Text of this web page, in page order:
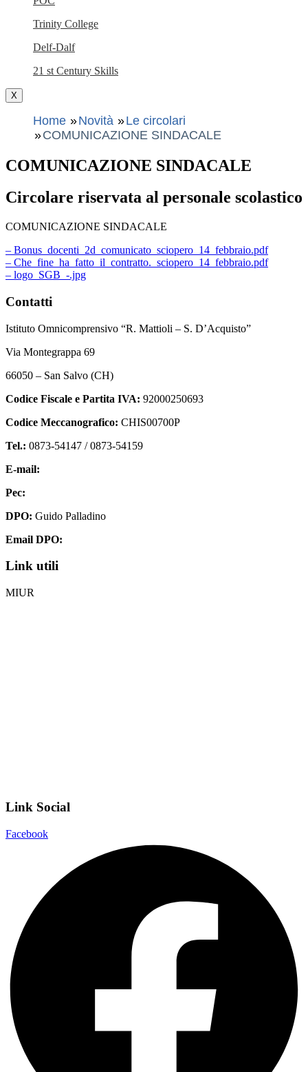
Trinity College
Delf-Dalf
21 st Century Skills
X
Home Novità
Le circolari
COMUNICAZIONE SINDACALE
COMUNICAZIONE SINDACALE
Circolare riservata al personale scolastico
COMUNICAZIONE SINDACALE
– Bonus_docenti_2d_comunicato_sciopero_14_febbraio.pdf
– Che_fine_ha_fatto_il_contratto._sciopero_14_febbraio.pdf
– logo_SGB_-.jpg
Contatti
Istituto Omnicomprensivo “R. Mattioli – S. D’Acquisto”
Via Montegrappa 69
66050 – San Salvo (CH)
Codice Fiscale e Partita IVA: 92000250693
Codice Meccanografico: CHIS00700P
Tel.: 0873-54147 /0873-54159
E-mail:
Pec:
DPO: Guido Palladino
Email DPO:
Link utili
MIUR
Link Social
Facebook